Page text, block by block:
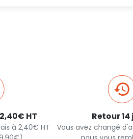
HT
à 2,40€ HT
Retour
Vous avez changé